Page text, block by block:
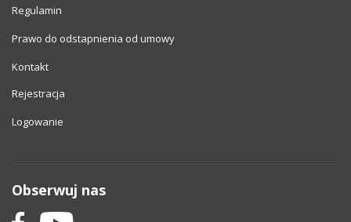
Regulamin
Prawo do odstapnienia od umowy
Kontakt
Rejestracja
Logowanie
Obserwuj nas